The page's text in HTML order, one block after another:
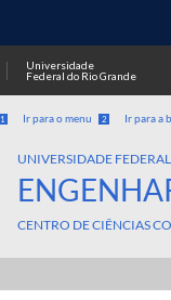
Universidade
Federal do Rio Grande
1 Ir para o menu 2 Ir para a
UNIVERSIDADE
CENTRO DE CIÊNCIAS